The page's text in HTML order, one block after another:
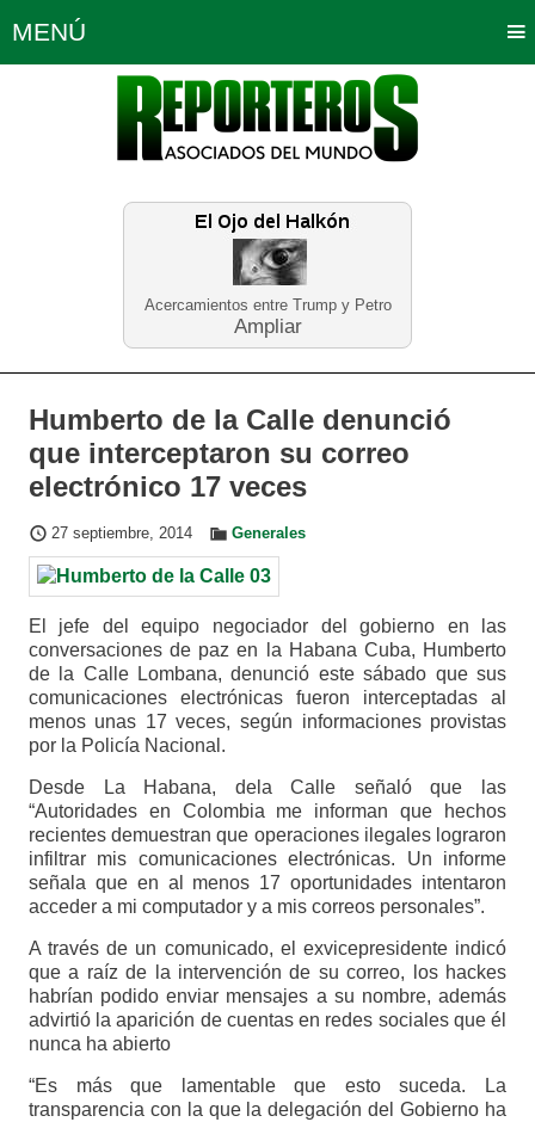
Acercamientos entre Trump y Petro
Ampliar
MENÚ
Política Opinión Bogotá
Planeta Tierra Deportes
Educación Neira
Humberto de la Calle denunció
que interceptaron su correo
electrónico 17 veces
27 septiembre, 2014 Generales
El jefe del equipo negociador del gobierno en las
conversaciones de paz en la Habana Cuba, Humberto
de la Calle Lombana, denunció este sábado que sus
comunicaciones electrónicas fueron interceptadas al
menos unas 17 veces, según informaciones provistas
por la Policía Nacional.
Desde La Habana, dela Calle señaló que las
“Autoridades en Colombia me informan que hechos
recientes demuestran que operaciones ilegales lograron
infiltrar mis comunicaciones electrónicas. Un informe
señala que en al menos 17 oportunidades intentaron
acceder a mi computador y a mis correos personales”.
A través de un comunicado, el exvicepresidente indicó
que a raíz de la intervención de su correo, los hackes
habrían podido enviar mensajes a su nombre, además
advirtió la aparición de cuentas en redes sociales que él
nunca ha abierto
“Es más que lamentable que esto suceda. La
transparencia con la que la delegación del Gobierno ha